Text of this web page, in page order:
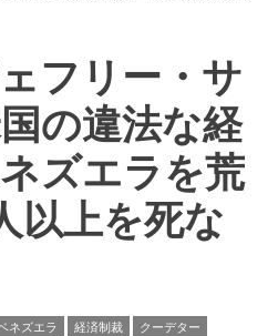
フリー・サ
の違法な経
ズエラを荒
以上を死な
ネズエラ 経済制裁 クーデター